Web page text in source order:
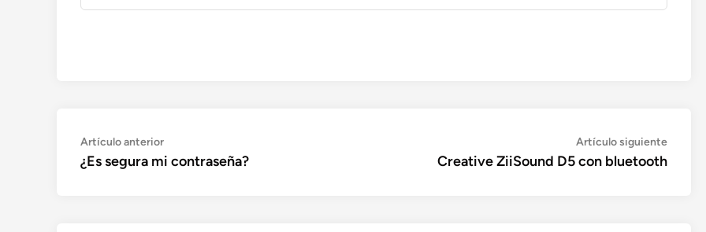
Navegación
de
Artículo anteriorArtículo
anterior:
¿Es segura mi contraseña?
Artículo siguienteArtículo
Creative ZiiSound D5 con bluetooth